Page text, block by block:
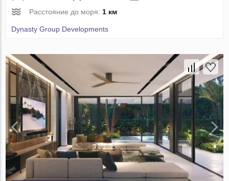
Расстояние до моря: 1 км
Dynasty Group Developments